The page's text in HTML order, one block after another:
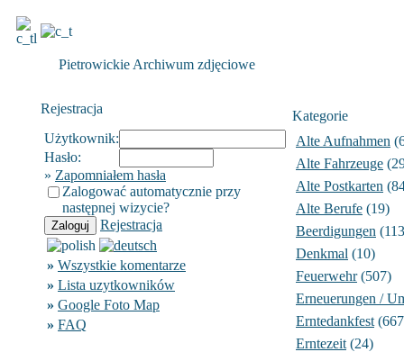
Pietrowickie Archiwum zdjęciowe
Rejestracja
Użytkownik:
Hasło:
» Zapomniałem hasła
Zalogować automatycznie przy
następnej wizycie?
Rejestracja
» Wszystkie komentarze
» Lista uzytkowników
» Google Foto Map
» FAQ
Kategorie
Alte Aufnahmen
Alte Fahrzeuge
Alte Postkarten
Alte Berufe (19)
Beerdigungen
Denkmal (10)
Feuerwehr(507)
Erneuerungen /
Erntedankfest
Erntezeit (24)